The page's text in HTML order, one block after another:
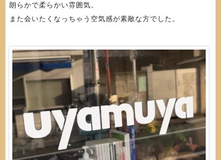
朗らかで柔らかい雰囲気。
また会いたくなっちゃう空気感が素敵な方でした。